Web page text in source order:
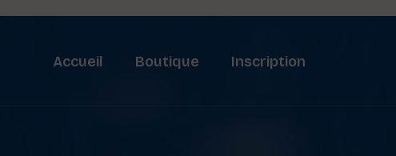
Accueil Boutique Inscription